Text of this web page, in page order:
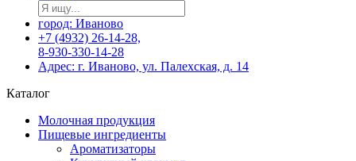
город: Иваново
+7 (4932) 26-14-28,
8-930-330-14-28
Адрес: г. Иваново, ул. Палехская, д. 14
Каталог
Молочная продукция
Пищевые ингредиенты
Ароматизаторы